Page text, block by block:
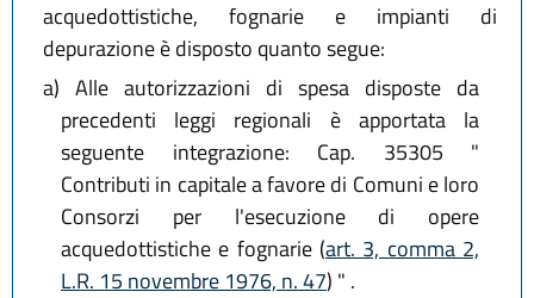
acquedottistiche, fognarie e impianti di
depurazione è disposto quanto segue:
a) Alle autorizzazioni di spesa disposte da
precedenti leggi regionali è apportata la
seguente integrazione: Cap. 35305 "
Contributi in capitale a favore di Comuni e loro
Consorzi per l'esecuzione di opere
acquedottistiche e fognarie (art. 3, comma 2,
L.R. 15 novembre 1976, n. 47) " .